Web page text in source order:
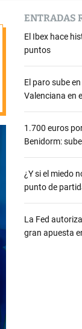
ENTRADAS
El Ibex hace
puntos
El paro sube
Valenciana en
1.700 euros
Benidorm:
¿Y si el miedo
punto de
La Fed
gran apuesta